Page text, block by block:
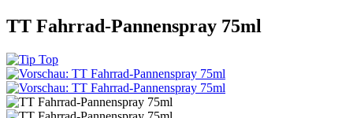
TT Fahrrad-Pannenspray 75ml